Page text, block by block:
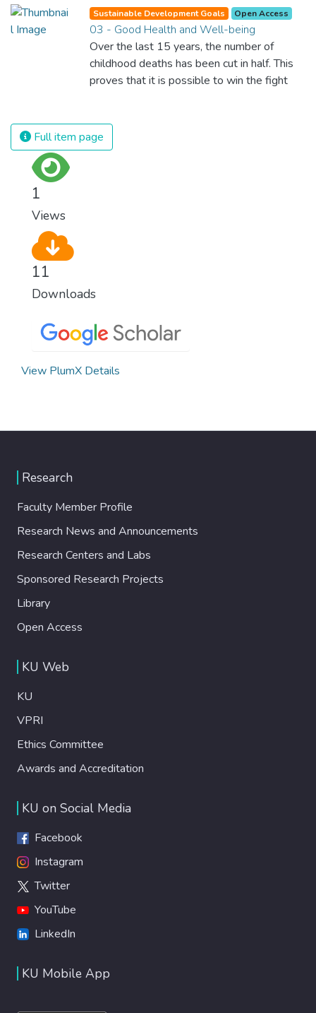
Sustainable Development Goals Open Access
03 - Good Health and Well-being
Over the last 15 years, the number of
childhood deaths has been cut in half. This
proves that it is possible to win the fight
and resources on treating illnesses that are
surprisingly easy to prevent. The new goal
Full item page
1
Views
11
Downloads
View PlumX Details
Research
Faculty Member Profile
Research News and Announcements
Research Centers and Labs
Sponsored Research Projects
Library
Open Access
KU Web
KU
VPRI
Ethics Committee
Awards and Accreditation
KU on Social Media
Facebook
Instagram
Twitter
YouTube
LinkedIn
KU Mobile App